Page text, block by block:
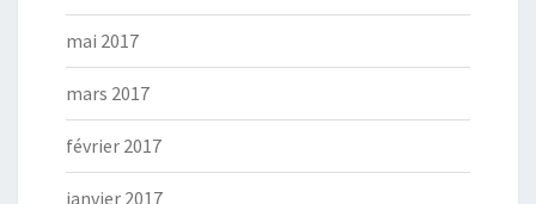
mai 2017
mars 2017
février 2017
janvier 2017